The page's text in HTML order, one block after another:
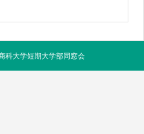
科大学短期大学部同窓会